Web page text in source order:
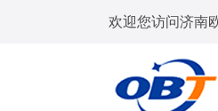
欢迎您访问济南